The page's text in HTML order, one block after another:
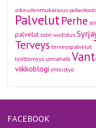
oikeudenmukaisuus
PalvelutPerhe
palvelut sote-uudistus
Terveys terveyspalvelut
työttömyysuimahalli
viikkoblogi yhteistyö
FACEBOOK